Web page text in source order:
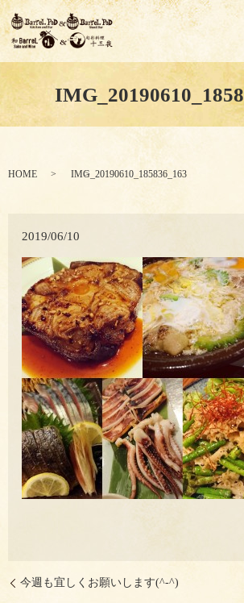
HOME IMG_20190610_185836_163
2019/06/10
今週も宜しくお願いします(^-^)